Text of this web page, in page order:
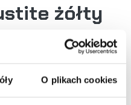
O plikach cookies
żółty
lub nakrętki. Podobnie jak
luzujące się